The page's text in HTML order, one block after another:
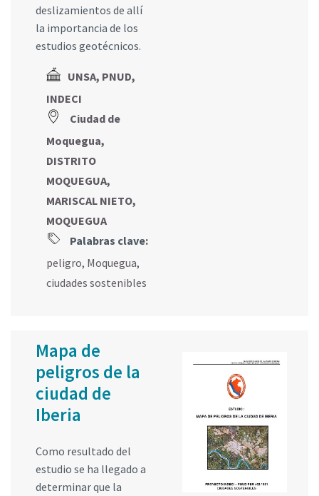
deslizamientos de allí
la importancia de los
estudios geotécnicos.
UNSA, PNUD,
INDECI
Ciudad de
Moquegua,
DISTRITO
MOQUEGUA,
MARISCAL NIETO,
MOQUEGUA
Palabras clave:
peligro, Moquegua,
ciudades sostenibles
Mapa de
peligros de la
ciudad de
Iberia
Como resultado del
estudio se ha llegado a
determinar que la